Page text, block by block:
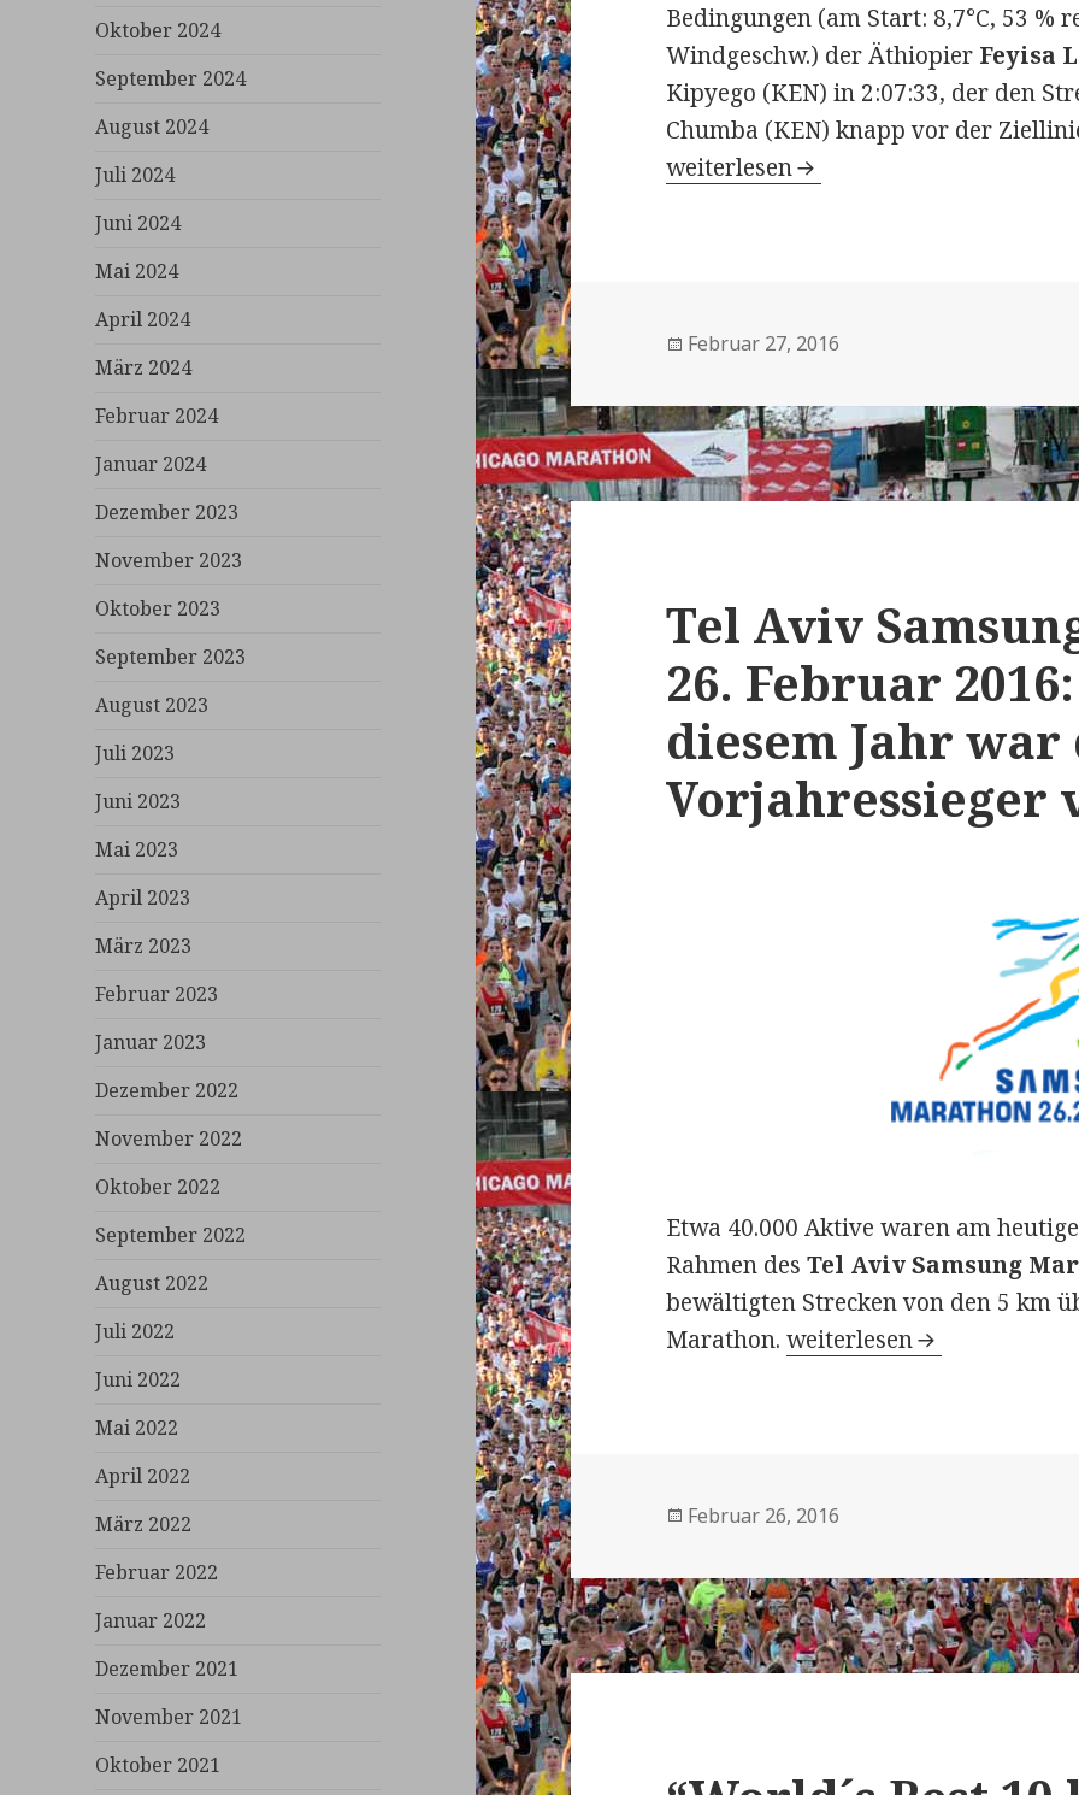
Oktober 2024
September 2024
August 2024
Juli 2024
Juni 2024
Mai 2024
April 2024
März 2024
Februar 2024
Januar 2024
Dezember 2023
November 2023
Oktober 2023
September 2023
August 2023
Juli 2023
Juni 2023
Mai 2023
April 2023
März 2023
Februar 2023
Januar 2023
Dezember 2022
November 2022
Oktober 2022
September 2022
August 2022
Juli 2022
Juni 2022
Mai 2022
April 2022
März 2022
Februar 2022
Januar 2022
Dezember 2021
November 2021
Oktober 2021
Bedingungen (am Start: 8,7°C, 53 %
Windgeschw.) der Äthiopier Feyisa
Kipyego (KEN) in 2:07:33, der den
Chumba (KEN) knapp vor der
Tokyo Marathon am 28. Februar
weiterlesen
Veröffentlicht
Februar 27, 2016
Tel Aviv
26. Februar
diesem Jahr war
Vorjahressieger
Etwa 40.000 Aktive waren am
Rahmen desTel Aviv Samsung
bewältigten Strecken von den 5 km
Marathon.Tel Aviv Samsung
weiterlesen
Veröffentlicht
Februar 26, 2016